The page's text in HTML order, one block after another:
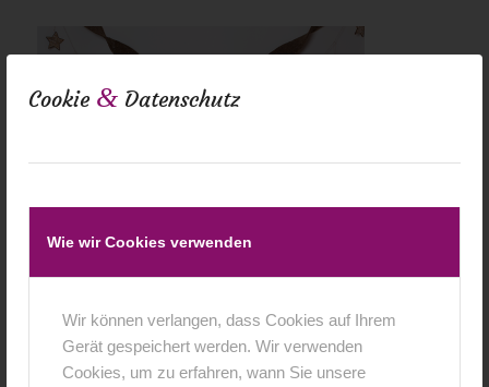
Cookie & Datenschutz
Wie wir Cookies verwenden
Wir können verlangen, dass Cookies auf Ihrem
Gerät gespeichert werden. Wir verwenden
Cookies, um zu erfahren, wann Sie unsere